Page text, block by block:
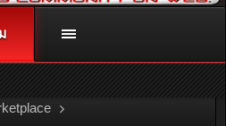
หรือโทร. 081-811-1138
เอียดเพิ่มเติม คลิกที่นี่